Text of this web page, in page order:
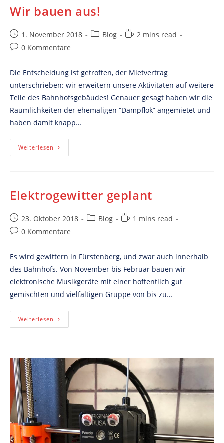
Wir bauen aus!
Post
published:
1. November 2018
PostBlog
Reading
2 mins read
Post0 Kommentare
Die Entscheidung ist getroffen, der Mietvertrag
unterschrieben: wir erweitern unsere Aktivitäten auf weitere
Teile des Bahnhofsgebäudes! Genauer gesagt haben wir die
Räumlichkeiten der ehemaligen “Dampflok” angemietet und
haben damit knapp…
Weiterlesen Wir
Bauen
Elektrogewitter geplant
Post
published:
23. Oktober 2018
PostBlog
Reading
1 mins read
Post0 Kommentare
Es wird gewittern in Fürstenberg, und zwar auch innerhalb
des Bahnhofs. Von November bis Februar bauen wir
elektronische Musikgeräte mit einer hoffentlich gut
gemischten und vielfältigen Gruppe von bis zu…
Weiterlesen Elektrogewitter
Geplant